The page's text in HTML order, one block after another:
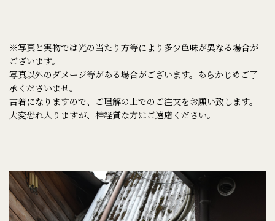
※写真と実物では光の当たり方等により多少色味が異なる場合が
ございます。
写真以外のダメージ等がある場合がございます。あらかじめご了
承くださいませ。
古着になりますので、ご理解の上でのご注文をお願い致します。
大変恐れ入りますが、神経質な方はご遠慮ください。